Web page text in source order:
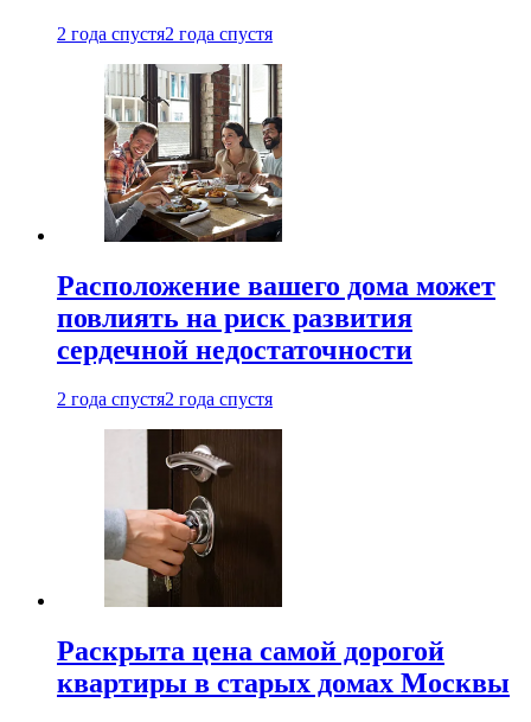
2 года спустя2 года спустя
Расположение вашего дома может
повлиять на риск развития
сердечной недостаточности
2 года спустя2 года спустя
Раскрыта цена самой дорогой
квартиры в старых домах Москвы